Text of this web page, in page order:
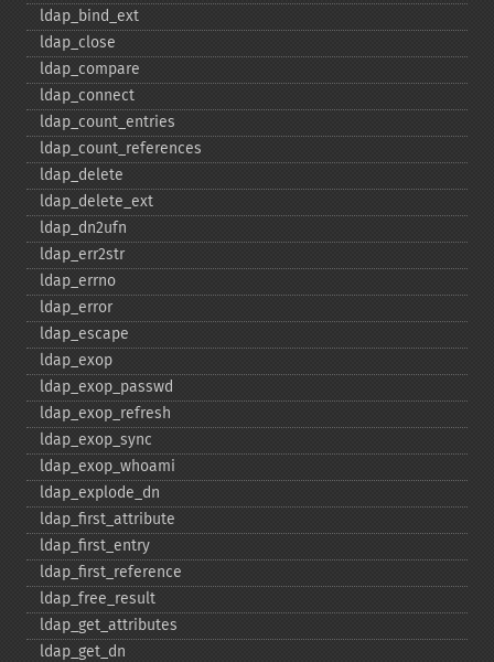
ldap_​bind_​ext
ldap_​close
ldap_​compare
ldap_​connect
ldap_​count_​entries
ldap_​count_​references
ldap_​delete
ldap_​delete_​ext
ldap_​dn2ufn
ldap_​err2str
ldap_​errno
ldap_​error
ldap_​escape
ldap_​exop
ldap_​exop_​passwd
ldap_​exop_​refresh
ldap_​exop_​sync
ldap_​exop_​whoami
ldap_​explode_​dn
ldap_​first_​attribute
ldap_​first_​entry
ldap_​first_​reference
ldap_​free_​result
ldap_​get_​attributes
ldap_​get_​dn